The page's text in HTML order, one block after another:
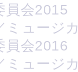
員会2015
ュージ
員会2016
ュージ